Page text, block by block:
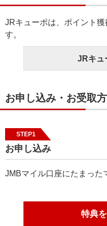
JRキューポは、ポイント
す。
JRキュ
お申し込み・お受取
STEP1
お申し込み
JMBマイル口座にたまった
特典